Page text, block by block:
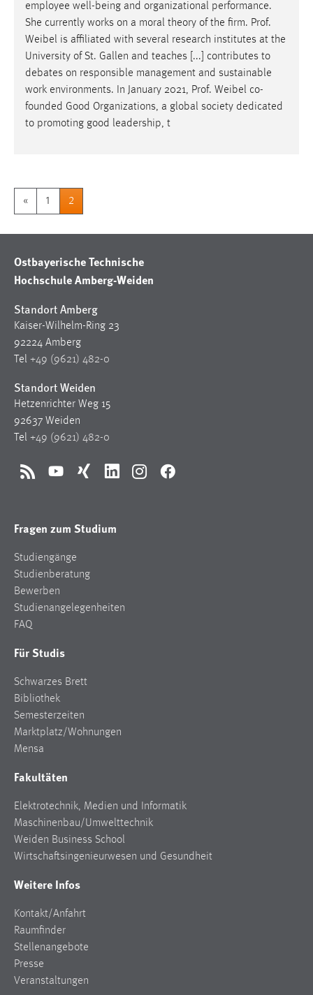
employee well-being and organizational performance.
She currently works on a moral theory of the firm. Prof.
Weibel is affiliated with several research institutes at the
University of St. Gallen and teaches [...] contributes to
debates on responsible management and sustainable
work environments. In January 2021, Prof. Weibel co-
founded Good Organizations, a global society dedicated
to promoting good leadership, t
« 1 2
Ostbayerische Technische
Hochschule Amberg-Weiden
Standort Amberg
Kaiser-Wilhelm-Ring 23
92224 Amberg
Tel +49 (9621) 482-0
Standort Weiden
Hetzenrichter Weg 15
92637 Weiden
Tel +49 (9621) 482-0
RSS YouTubeXing LinkedInInstagramFacebook
Fragen zum Studium
Studiengänge
Studienberatung
Bewerben
Studienangelegenheiten
FAQ
Für Studis
Schwarzes Brett
Bibliothek
Semesterzeiten
Marktplatz/Wohnungen
Mensa
Fakultäten
Elektrotechnik, Medien und Informatik
Maschinenbau/Umwelttechnik
Weiden Business School
Wirtschaftsingenieurwesen und Gesundheit
Weitere Infos
Kontakt/Anfahrt
Raumfinder
Stellenangebote
Presse
Veranstaltungen